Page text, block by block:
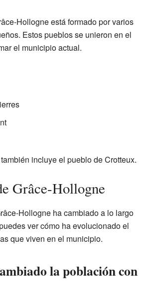
Hollogne está formado por varios
Estos pueblos se unieron en el
el municipio actual.
incluye el pueblo de Crotteux.
Grâce-Hollogne
Hollogne ha cambiado a lo largo
ver cómo ha evolucionado el
que viven en el municipio.
la población con